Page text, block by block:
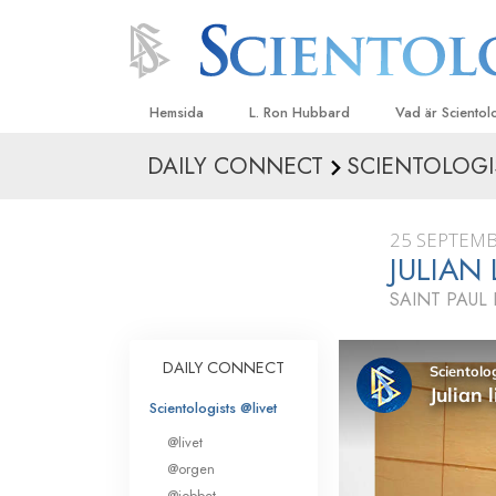
Hemsida L. Ron Hubbard Vad är
Trossatser och
Vad
Scientology
Träffa en
Inne i en Kyrka
Scientologys
En introduktion
Kärlek och hat –
Vad är storhet?
DAILY CONNECT
25
JULIAN
SAINT PAUL
DAILY CONNECT
Scientologists @livet
@livet
@orgen